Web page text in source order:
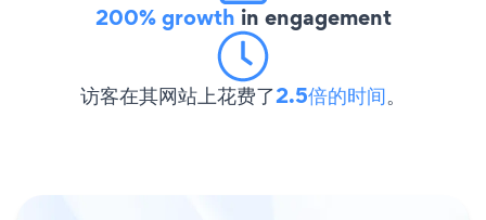
200% growth in engagement
访客在其网站上花费了2.5倍的时间。